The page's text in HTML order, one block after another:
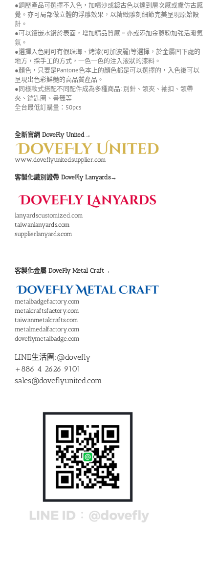
●銅壓產品可選擇不入色，加噴沙或鍍古色以達到層次感或歲仿古感
覺。亦可局部做立體的浮雕效果，以精緻雕刻細節完美呈現原始設
計。
●可以鑲嵌水鑽於表面，增加精品質感。亦或添加金蔥粉加強活潑氣
氛。
●選擇入色則可有假琺瑯、烤漆(可加波麗)等選擇，於金屬凹下處的
地方，採手工的方式，一色一色的注入液狀的漆料。
●顏色，只要是Pantone色本上的顏色都是可以選擇的，入色後可以
呈現出色彩鮮艷的高品質產品。
●同樣款式搭配不同配件成為多種商品: 別針、領夾、袖扣、領帶
夾、鑰匙圈、書籤等
全台最低訂購量：50pcs
全新官網 DoveFly United→
www.doveflyunitedsupplier.com
客製化識別證帶 DoveFly Lanyards→
lanyardscustomized.com
taiwanlanyards.com
supplierlanyards.com
客製化金屬 DoveFly Metal Craft→
metalbadgefactory.com
metalcraftsfactory.com
taiwanmetalcrafts.com
metalmedalfactory.com
doveflymetalbadge.com
LINE生活圈:@dovefly
+886 4 2626 9101
sales@doveflyunited.com